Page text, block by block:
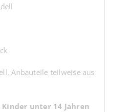
Anbauteile teilweise aus
unter 14 Jahren